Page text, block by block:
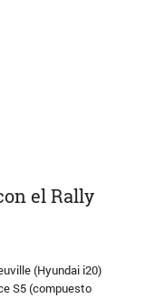
el Rally
(Hyundai i20)
S5 (compuesto